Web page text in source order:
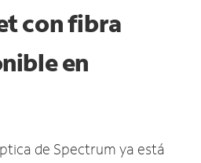
con fibra
en
de Spectrum ya está